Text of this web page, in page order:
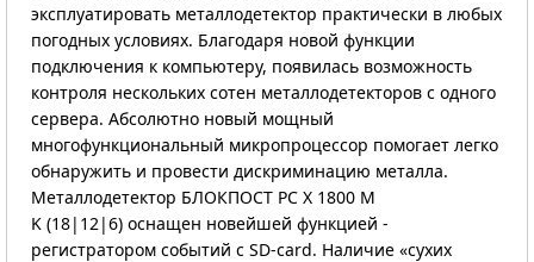
эксплуатировать металлодетектор практически в любых
погодных условиях. Благодаря новой функции
подключения к компьютеру, появилась возможность
контроля нескольких сотен металлодетекторов с одного
сервера. Абсолютно новый мощный
многофункциональный микропроцессор помогает легко
обнаружить и провести дискриминацию металла.
Металлодетектор БЛОКПОСТ РС X 1800 M
K (18|12|6) оснащен новейшей функцией -
регистратором событий с SD-card. Наличие «сухих